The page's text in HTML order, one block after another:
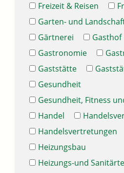
Freizeit & Reisen
Garten- und
Gärtnerei
Gasthof
Gastronomie
Gaststätte
Gesundheit
Gesundheit, Fitness
Handel
Handelsvertretungen
Heizungsbau
Heizungs-und